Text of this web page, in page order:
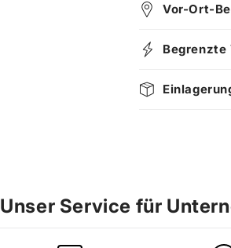
Vor-Ort-
Unser Service für